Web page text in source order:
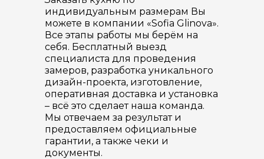
индивидуальным размерам Вы
можете в компании «Sofia Glinova».
Все этапы работы мы берём на
себя. Бесплатный выезд
специалиста для проведения
замеров, разработка уникального
дизайн-проекта, изготовление,
оперативная доставка и установка
– всё это сделает наша команда.
Мы отвечаем за результат и
предоставляем официальные
гарантии, а также чеки и
документы.